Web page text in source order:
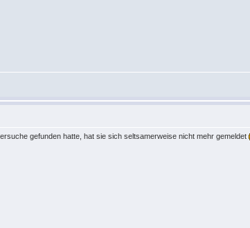
gefunden hatte, hat sie sich seltsamerweise nicht mehr gemeldet